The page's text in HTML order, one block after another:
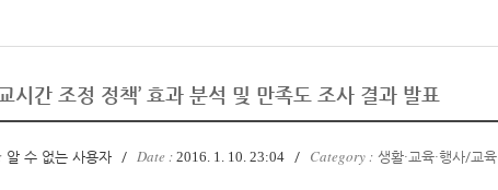
시간 조정 정책’ 효과 분석 및 만족도 조사 결과 발표
알 수 없는 사용자 / Date : 2016. 1. 10. 23:04 / Category : 생활·교육·행사/교육